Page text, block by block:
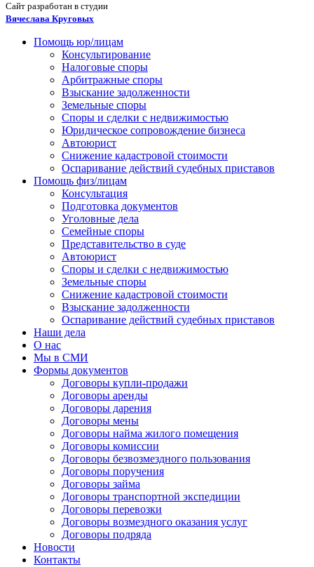
Сайт разработан в студии
Вячеслава Круговых
Помощь юр/лицам
Консультирование
Налоговые споры
Арбитражные споры
Взыскание задолженности
Земельные споры
Споры и сделки с недвижимостью
Юридическое сопровождение бизнеса
Автоюрист
Снижение кадастровой стоимости
Оспаривание действий судебных приставов
Помощь физ/лицам
Консультация
Подготовка документов
Уголовные дела
Семейные споры
Представительство в суде
Автоюрист
Споры и сделки с недвижимостью
Земельные споры
Снижение кадастровой стоимости
Взыскание задолженности
Оспаривание действий судебных приставов
Наши дела
О нас
Мы в СМИ
Формы документов
Договоры купли-продажи
Договоры аренды
Договоры дарения
Договоры мены
Договоры найма жилого помещения
Договоры комиссии
Договоры безвозмездного пользования
Договоры поручения
Договоры займа
Договоры транспортной экспедиции
Договоры перевозки
Договоры возмездного оказания услуг
Договоры подряда
Новости
Контакты